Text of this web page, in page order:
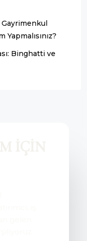
Gayrimenkul
Yapmalısınız?
Binghatti ve